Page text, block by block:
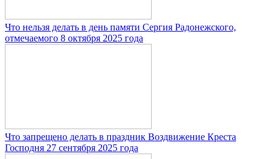
Что нельзя делать в день памяти Сергия Радонежского,
отмечаемого 8 октября 2025 года
Что запрещено делать в праздник Воздвижение Креста
Господня 27 сентября 2025 года